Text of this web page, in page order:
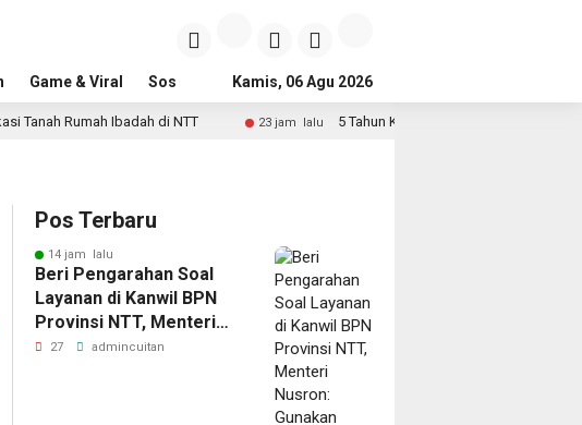
Game & Viral Sosial & Budaya Pemerintahan & Politik
Kamis, 06 Agu 2026
di NTT 23 jam lalu 5 Tahun Keliling Jual Mainan, Pemuda Disabilitas di
Pos Terbaru
14 jam lalu
Beri Pengarahan Soal
Layanan di Kanwil BPN
Provinsi NTT, Menteri
Nusron: Gunakan Sudut
27 admincuitan